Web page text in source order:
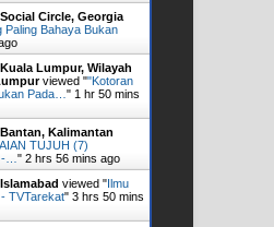
Social Circle, Georgia
Paling Bahaya Bukan
Kuala Lumpur, Wilayah
viewed ""Kotoran
Pada… " 1 hr 50 mins
Bantan, Kalimantan
TUJUH (7)
… " 2 hrs 56 mins ago
Islamabad viewed "Ilmu
TVTarekat" 3 hrs 50 mins